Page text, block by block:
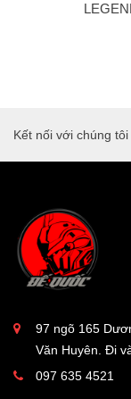
Kết nối với chúng tôi
97 ngõ 165
Văn Huyên. Đi
097 635 4521